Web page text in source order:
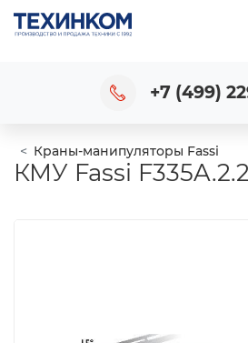
+7 (499)
Краны-манипуляторы Fassi
КМУ Fassi